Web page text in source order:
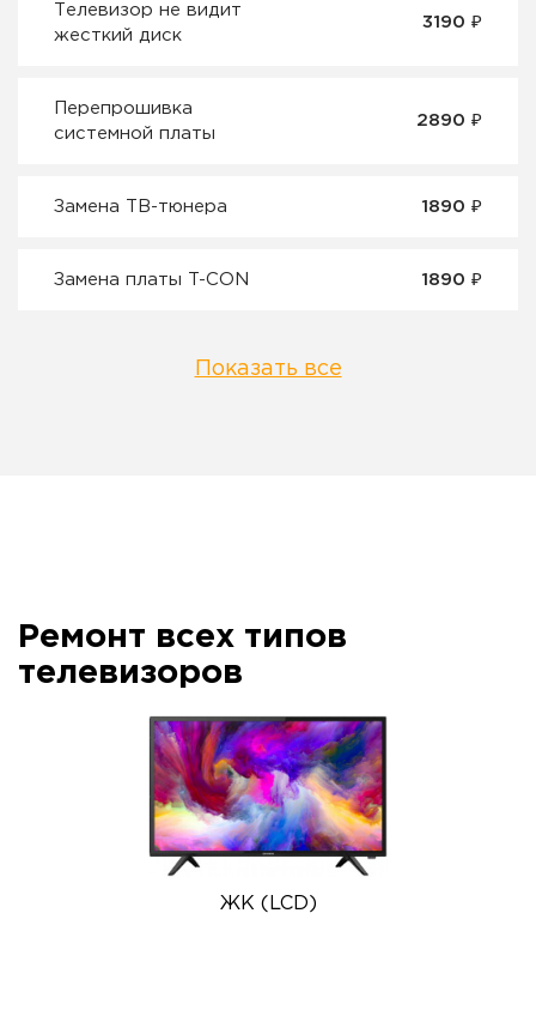
Телевизор не видит
жесткий диск
3190 ₽
Перепрошивка
системной платы
2890 ₽
Замена ТВ-тюнера 1890 ₽
Замена платы T-CON 1890 ₽
Показать все
Ремонт всех типов
телевизоров
ЖК (LCD)